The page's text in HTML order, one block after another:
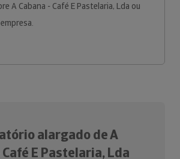
A Cabana - Café E Pastelaria, Lda ou
alargado de A
Café E Pastelaria, Lda